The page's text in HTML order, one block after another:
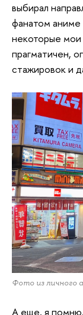
выбирал
фанатом аниме
некоторые мои
прагматичен,
стажировок и
Фото из личного
А еще, я помню,